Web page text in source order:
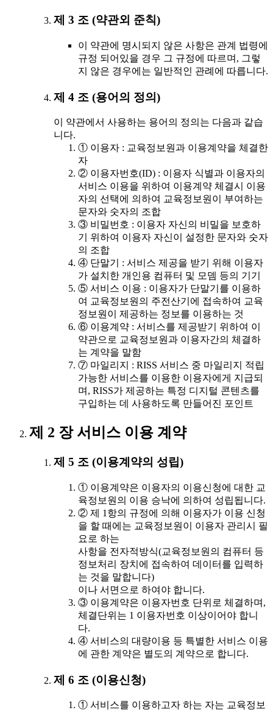
제 3 조 (약관외 준칙)
이 약관에 명시되지 않은 사항은 관계 법령에
규정 되어있을 경우 그 규정에 따르며, 그렇
지 않은 경우에는 일반적인 관례에 따릅니다.
제 4 조 (용어의 정의)
이 약관에서 사용하는 용어의 정의는 다음과 같습
니다.
① 이용자 : 교육정보원과 이용계약을 체결한
자
② 이용자번호(ID) : 이용자 식별과 이용자의
서비스 이용을 위하여 이용계약 체결시 이용
자의 선택에 의하여 교육정보원이 부여하는
문자와 숫자의 조합
③ 비밀번호 : 이용자 자신의 비밀을 보호하
기 위하여 이용자 자신이 설정한 문자와 숫자
의 조합
④ 단말기 : 서비스 제공을 받기 위해 이용자
가 설치한 개인용 컴퓨터 및 모뎀 등의 기기
⑤ 서비스 이용 : 이용자가 단말기를 이용하
여 교육정보원의 주전산기에 접속하여 교육
정보원이 제공하는 정보를 이용하는 것
⑥ 이용계약 : 서비스를 제공받기 위하여 이
약관으로 교육정보원과 이용자간의 체결하
는 계약을 말함
⑦ 마일리지 : RISS 서비스 중 마일리지 적립
가능한 서비스를 이용한 이용자에게 지급되
며, RISS가 제공하는 특정 디지털 콘텐츠를
구입하는 데 사용하도록 만들어진 포인트
제 2 장 서비스 이용 계약
제 5 조 (이용계약의 성립)
① 이용계약은 이용자의 이용신청에 대한 교
육정보원의 이용 승낙에 의하여 성립됩니다.
② 제 1항의 규정에 의해 이용자가 이용 신청
을 할 때에는 교육정보원이 이용자 관리시 필
요로 하는
사항을 전자적방식(교육정보원의 컴퓨터 등
정보처리 장치에 접속하여 데이터를 입력하
는 것을 말합니다)
이나 서면으로 하여야 합니다.
③ 이용계약은 이용자번호 단위로 체결하며,
체결단위는 1 이용자번호 이상이어야 합니
다.
④ 서비스의 대량이용 등 특별한 서비스 이용
에 관한 계약은 별도의 계약으로 합니다.
제 6 조 (이용신청)
① 서비스를 이용하고자 하는 자는 교육정보